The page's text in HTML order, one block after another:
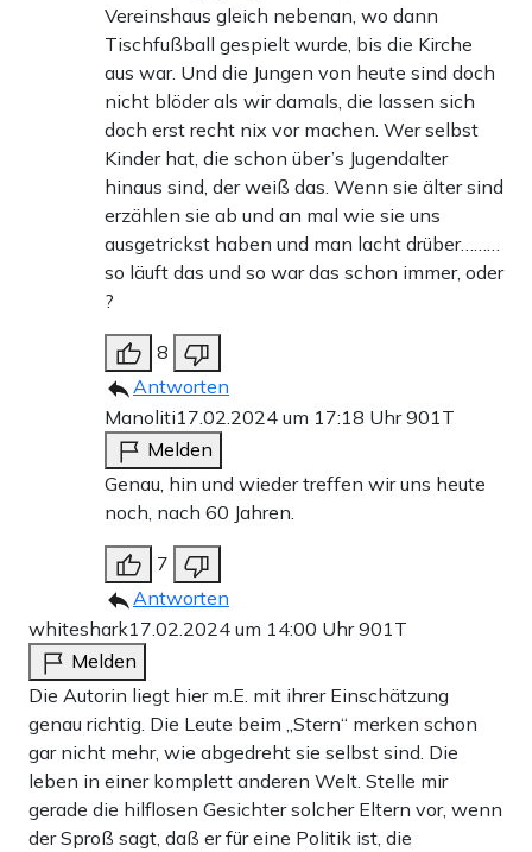
Vereinshaus gleich nebenan, wo dann
Tischfußball gespielt wurde, bis die Kirche
aus war. Und die Jungen von heute sind doch
nicht blöder als wir damals, die lassen sich
doch erst recht nix vor machen. Wer selbst
Kinder hat, die schon über’s Jugendalter
hinaus sind, der weiß das. Wenn sie älter sind
erzählen sie ab und an mal wie sie uns
ausgetrickst haben und man lacht drüber………
so läuft das und so war das schon immer, oder
?
8
Antworten
Manoliti17.02.2024 um 17:18 Uhr901T
Melden
Genau, hin und wieder treffen wir uns heute
noch, nach 60 Jahren.
7
Antworten
whiteshark17.02.2024 um 14:00 Uhr901T
Melden
Die Autorin liegt hier m.E. mit ihrer Einschätzung
genau richtig. Die Leute beim „Stern“ merken schon
gar nicht mehr, wie abgedreht sie selbst sind. Die
leben in einer komplett anderen Welt. Stelle mir
gerade die hilflosen Gesichter solcher Eltern vor, wenn
der Sproß sagt, daß er für eine Politik ist, die